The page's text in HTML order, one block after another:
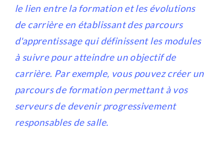
le lien entre la formation et les évolutions
de carrière en établissant des parcours
d'apprentissage qui définissent les modules
à suivre pour atteindre un objectif de
carrière. Par exemple, vous pouvez créer un
parcours de formation permettant à vos
serveurs de devenir progressivement
responsables de salle.